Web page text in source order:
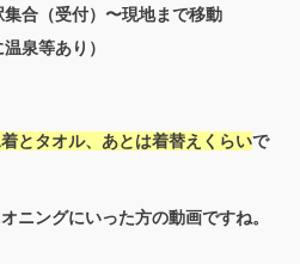
合（受付）〜現地まで移動
泉等あり）
とタオル、あとは着替えくらいで
ニングにいった方の動画ですね。